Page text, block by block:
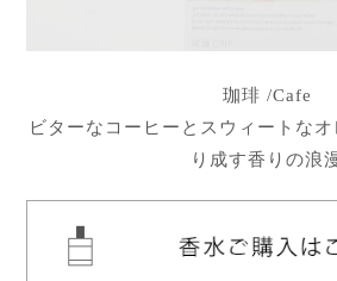
珈琲 /Cafe
ビターなコーヒーとスウィートな
り成す香りの浪